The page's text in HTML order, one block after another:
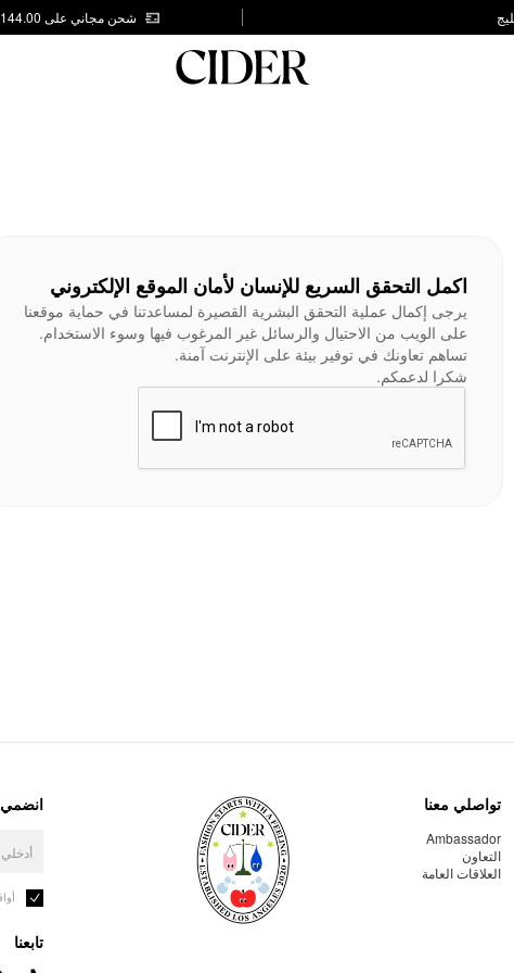
شحن مجاني على AED 144.00
اكمل التحقق السريع للإنسان لأمان الموقع الإلكتروني
يرجى إكمال عملية التحقق البشرية القصيرة لمساعدتنا في حماية موقعنا
على الويب من الاحتيال والرسائل غير المرغوب فيها وسوء الاستخدام.
تساهم تعاونك في توفير بيئة على الإنترنت آمنة.
شكرا لدعمكم.
تواصلي معنا
Ambassador
التعاون
العلاقات العامة
انضمي
تابعنا